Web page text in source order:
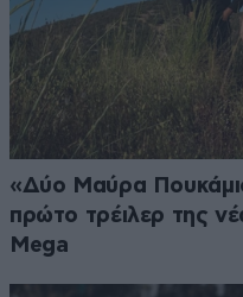
«Δύο Μαύρα
πρώτο τρέιλερ της
Mega